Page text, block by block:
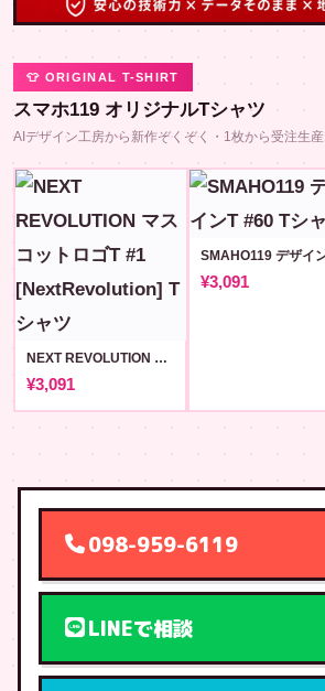
👕 ORIGINAL T-SHIRT
スマホ119 オリジナルTシャツ
AIデザイン工房から新作ぞくぞく・1枚から受注生産
NEXT REVOLUTION マスコットロゴT #1 [NextRevolution]
¥3,091
¥3,091
098-959-6119
LINEで相談